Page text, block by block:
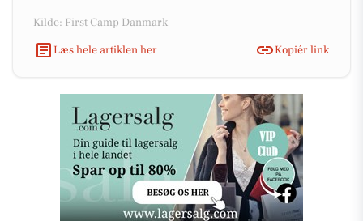
Kilde: First Camp Danmark
Læs hele artiklen her
Kopiér link